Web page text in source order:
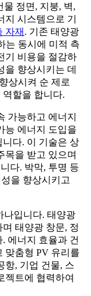
물 정면, 지붕, 벽,
시스템으로 기
자재 . 기존 태양광
는 동시에 미적 측
기 비용을 절감하
을 향상시키는 데
상시켜 순 제로
할을 합니다.
가능하고 에너지
능 에너지 도입을
다. 이 기술은 상
목을 받고 있으며
다. 박막, 투명 등
을 향상시키고
나입니다. 태양광
태양광 창문, 정
에너지 효율과 건
맞춤형 PV 유리를
항, 기업 건물, 스
젝트에 협력하여